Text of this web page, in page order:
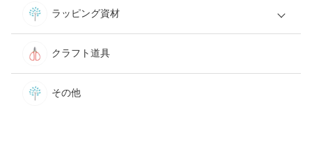
ラッピング資材
クラフト道具
その他